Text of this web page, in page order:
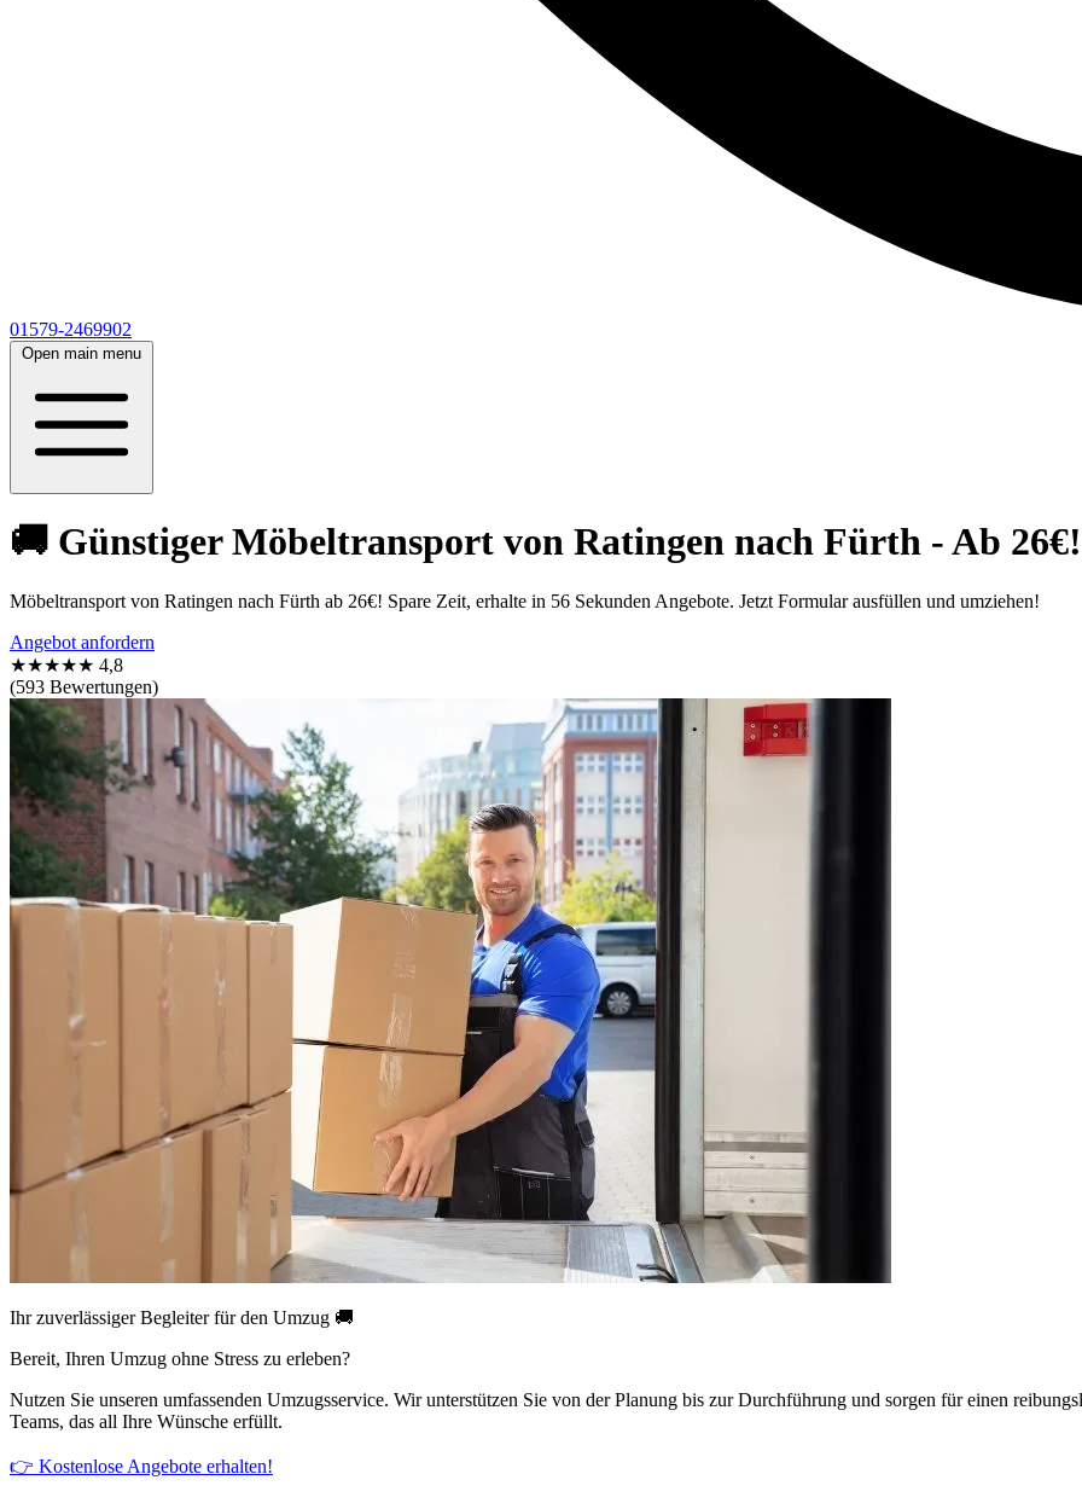
01579-2469902
Open main menu
🚚 Günstiger Möbeltransport von Ratingen nach Fürth - Ab
Möbeltransport von Ratingen nach Fürth ab 26€! Spare Zeit, erhalte in 56 Sekunden Angebote. Jetzt Formular ausfüllen und umziehen!
Angebot anfordern
★★★★★ 4,8
(593 Bewertungen)
Ihr zuverlässiger Begleiter für den Umzug 🚚
Bereit, Ihren Umzug ohne Stress zu erleben?
Nutzen Sie unseren umfassenden Umzugsservice. Wir unterstützen Sie von der Planung bis zur Durchführung und sorgen für einen
Teams, das all Ihre Wünsche erfüllt.
👉 Kostenlose Angebote erhalten!